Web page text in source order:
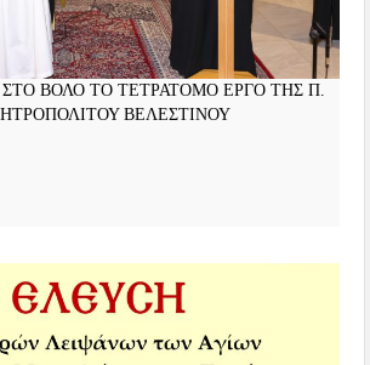
ΒΟΛΟ ΤΟ ΤΕΤΡΑΤΟΜΟ ΕΡΓΟ ΤΗΣ Π.
ΒΕΛΕΣΤΙΝΟΥ